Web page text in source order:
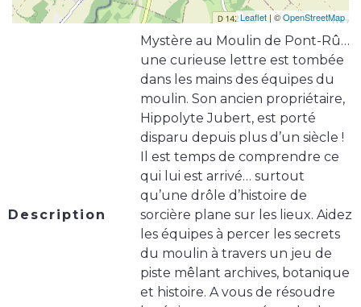
Leaflet | ©OpenStreetMap
Description
Mystère au Moulin de Pont-Rû…
une curieuse lettre est tombée
dans les mains des équipes du
moulin. Son ancien propriétaire,
Hippolyte Jubert, est porté
disparu depuis plus d’un siècle !
Il est temps de comprendre ce
qui lui est arrivé… surtout
qu’une drôle d’histoire de
sorcière plane sur les lieux. Aidez
les équipes à percer les secrets
du moulin à travers un jeu de
piste mêlant archives, botanique
et histoire. A vous de résoudre